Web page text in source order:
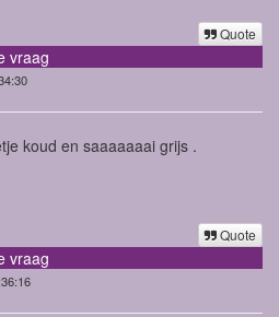
Quote
vraag
koud en saaaaaaai grijs .
Quote
vraag